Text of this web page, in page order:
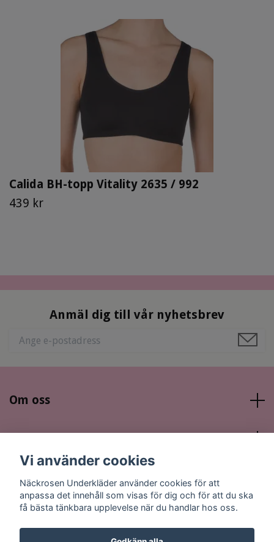
Calida BH-topp Vitality 2635 / 992
439 kr
Anmäl dig till vår nyhetsbrev
Om oss
Sociala medier
Vi använder cookies
Näckrosen Underkläder använder cookies för att
anpassa det innehåll som visas för dig och för att du ska
få bästa tänkbara upplevelse när du handlar hos oss.